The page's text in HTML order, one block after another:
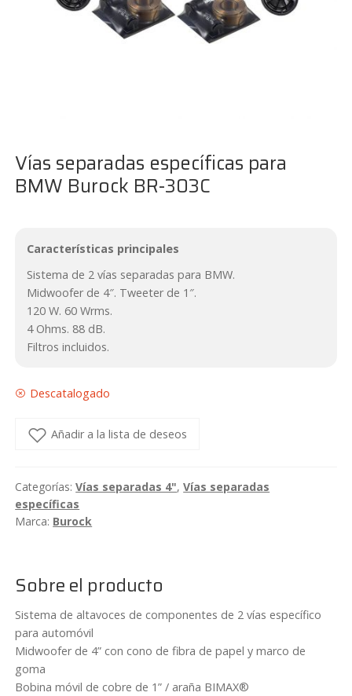
Vías separadas específicas para
BMW Burock BR-303C
Características principales
Sistema de 2 vías separadas para BMW.
Midwoofer de 4″. Tweeter de 1″.
120 W. 60 Wrms.
4 Ohms. 88 dB.
Filtros incluidos.
Descatalogado
Añadir a la lista de deseos
Categorías:Vías separadas 4",Vías separadas
específicas
Marca: Burock
Sobre el producto
Sistema de altavoces de componentes de 2 vías específico
para automóvil
Midwoofer de 4” con cono de fibra de papel y marco de
goma
Bobina móvil de cobre de 1” / araña BIMAX®